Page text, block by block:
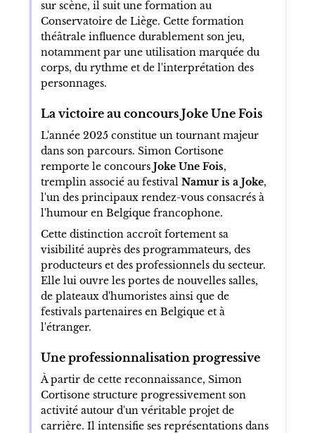
sur scène, il suit une formation au
Conservatoire de Liège. Cette formation
théâtrale influence durablement son jeu,
notamment par une utilisation marquée du
corps, du rythme et de l'interprétation des
personnages.
La victoire au concours Joke Une Fois
L'année 2025 constitue un tournant majeur
dans son parcours. Simon Cortisone
remporte le concours Joke Une Fois,
tremplin associé au festival Namur is a Joke,
l'un des principaux rendez-vous consacrés à
l'humour en Belgique francophone.
Cette distinction accroît fortement sa
visibilité auprès des programmateurs, des
producteurs et des professionnels du secteur.
Elle lui ouvre les portes de nouvelles salles,
de plateaux d'humoristes ainsi que de
festivals partenaires en Belgique et à
l'étranger.
Une professionnalisation progressive
À partir de cette reconnaissance, Simon
Cortisone structure progressivement son
activité autour d'un véritable projet de
carrière. Il intensifie ses représentations dans